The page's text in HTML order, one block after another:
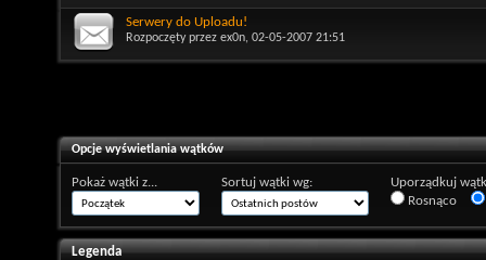
Serwery do Uploadu!
Rozpoczęty przez ex0n, 02-05-2007 21:51
Opcje wyświetlania wątków
Pokaż wątki z... Sortuj wątki wg:
Uporządkuj
Rosnąco
Legenda